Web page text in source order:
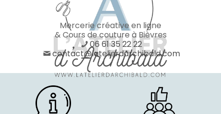
Mercerie créative en ligne
& Cours de couture à Bièvres
06 61 35 22 22
contact@latelierdarchibald.com